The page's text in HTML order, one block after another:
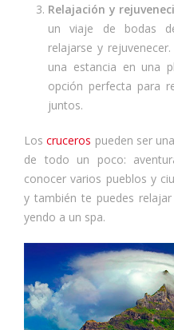
Relajación y
un viaje de bodas
relajarse y
una estancia en una
opción perfecta para
juntos.
Loscruceros pueden ser
de todo un poco:
conocer varios pueblos y
y también te puedes
yendo a un spa.